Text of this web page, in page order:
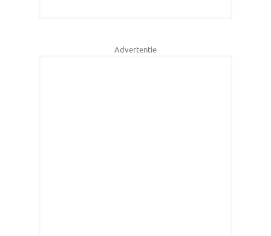
Advertentie